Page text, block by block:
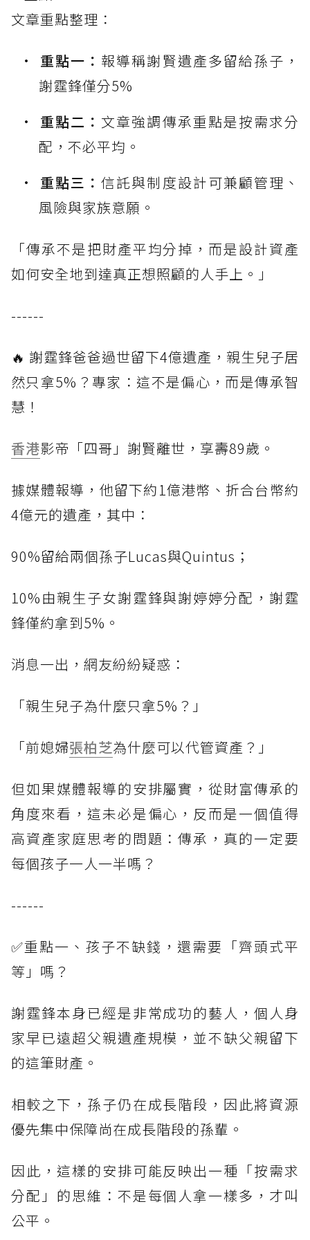
文章重點整理：
重點一： 報導稱謝賢遺產多留給孫子，
謝霆鋒僅分5%
重點二： 文章強調傳承重點是按需求分
配，不必平均。
重點三：信託與制度設計可兼顧管理、
風險與家族意願。
「傳承不是把財產平均分掉，而是設計資產
如何安全地到達真正想照顧的人手上。」
------
🔥 謝霆鋒爸爸過世留下4億遺產，親生兒子居
然只拿5%？專家：這不是偏心，而是傳承智
慧！
香港影帝「四哥」謝賢離世，享壽89歲。
據媒體報導，他留下約1億港幣、折合台幣約
4億元的遺產，其中：
90%留給兩個孫子Lucas與Quintus；
10%由親生子女謝霆鋒與謝婷婷分配，謝霆
鋒僅約拿到5%。
消息一出，網友紛紛疑惑：
「親生兒子為什麼只拿5%？」
「前媳婦張柏芝為什麼可以代管資產？」
但如果媒體報導的安排屬實，從財富傳承的
角度來看，這未必是偏心，反而是一個值得
高資產家庭思考的問題：傳承，真的一定要
每個孩子一人一半嗎？
------
✅重點一、孩子不缺錢，還需要「齊頭式平
等」嗎？
謝霆鋒本身已經是非常成功的藝人，個人身
家早已遠超父親遺產規模，並不缺父親留下
的這筆財產。
相較之下，孫子仍在成長階段，因此將資源
優先集中保障尚在成長階段的孫輩。
因此，這樣的安排可能反映出一種「按需求
分配」的思維：不是每個人拿一樣多，才叫
公平。